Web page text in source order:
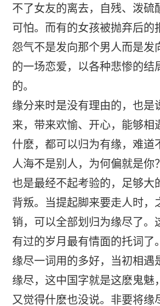
不了女友的离去，自残、泼硫
可怕。而有的女孩被抛弃后的
怨气不是发向那个男人而是发
的一场恋爱，以各种悲惨的结
的。
缘分来时是没有理由的，也是
来，带来欢愉、开心，能够相
什麽，都可以归为有缘，难道
人海不是别人，为何偏就是你
也是最经不起考验的，足够大
背叛。当提起脚来要走人时，
销，可以全部划归为缘尽了。
有过的岁月最有情面的托词了。
缘尽一词用的多好，当初相遇
缘尽，这中国字就是这麽鬼魅
又觉得什麽也没说。非要将缘